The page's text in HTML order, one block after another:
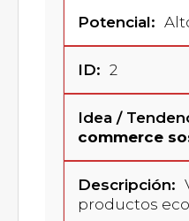
2
commerce
productos